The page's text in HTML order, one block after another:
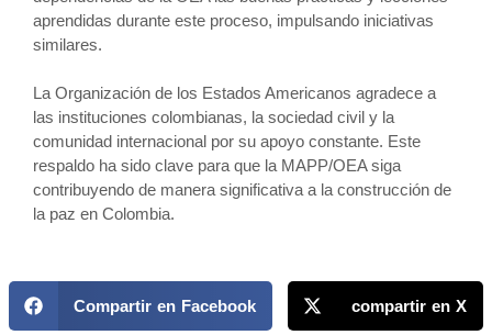
aprendidas durante este proceso, impulsando iniciativas
similares.
La Organización de los Estados Americanos agradece a
las instituciones colombianas, la sociedad civil y la
comunidad internacional por su apoyo constante. Este
respaldo ha sido clave para que la MAPP/OEA siga
contribuyendo de manera significativa a la construcción de
la paz en Colombia.
Compartir en Facebook compartir en X